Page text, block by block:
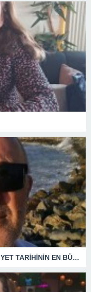
EMEKLİLERE YAŞATILAN CUMHURİYET TARİHİNİN EN BÜYÜK ZULMÜNÜN DERİN ANALİZİ !